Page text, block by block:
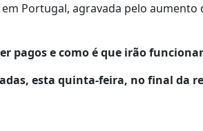
Portugal, agravada pelo aumento
pagos e como é que irão
esta quinta-feira, no final da